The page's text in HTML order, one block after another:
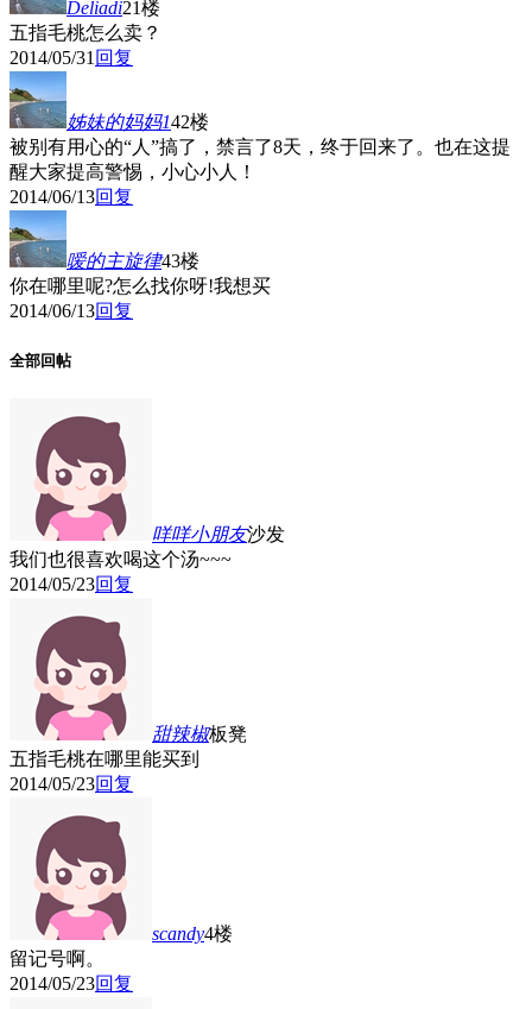
Deliadi21楼
五指毛桃怎么卖？
2014/05/31 回复
姊妹的妈妈142楼
被别有用心的“人”搞了，禁言了8天，终于回来了。也在这提
醒大家提高警惕，小心小人！
2014/06/13回复
嗳的主旋律43楼
你在哪里呢?怎么找你呀!我想买
2014/06/13回复
全部回帖
咩咩小朋友沙发
我们也很喜欢喝这个汤~~~
2014/05/23回复
甜辣椒板凳
五指毛桃在哪里能买到
2014/05/23回复
scandy4楼
留记号啊。
2014/05/23回复